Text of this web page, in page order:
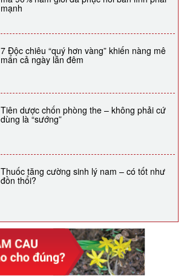
mạnh
7 Độc chiêu “quý hơn vàng” khiến nàng mê
mẩn cả ngày lẫn đêm
Tiên dược chốn phòng the – không phải cứ
dùng là “sướng”
Thuốc tăng cường sinh lý nam – có tốt như
đồn thổi?